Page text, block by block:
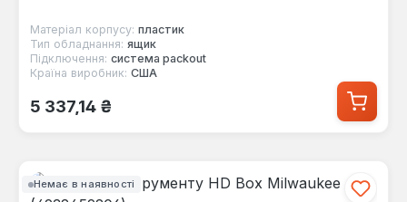
Матеріал корпусу: пластик
Тип обладнання: ящик
Підключення: система packout
Країна виробник: США
Звичайна ціна:
5 337,14 ₴
Немає в наявності